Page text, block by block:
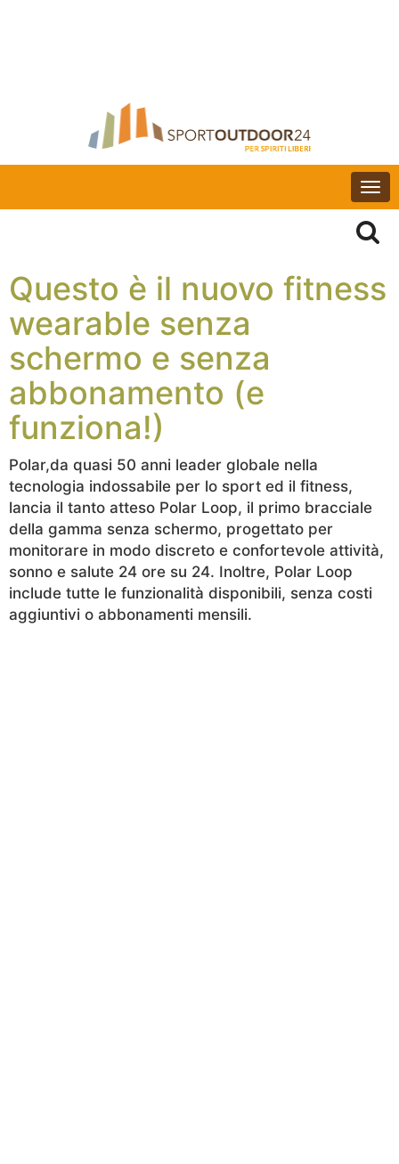
Questo è il nuovo fitness
wearable senza
schermo e senza
abbonamento (e
funziona!)
Polar,da quasi 50 anni leader globale nella
tecnologia indossabile per lo sport ed il fitness,
lancia il tanto atteso Polar Loop, il primo bracciale
della gamma senza schermo, progettato per
monitorare in modo discreto e confortevole attività,
sonno e salute 24 ore su 24. Inoltre, Polar Loop
include tutte le funzionalità disponibili, senza costi
aggiuntivi o abbonamenti mensili.